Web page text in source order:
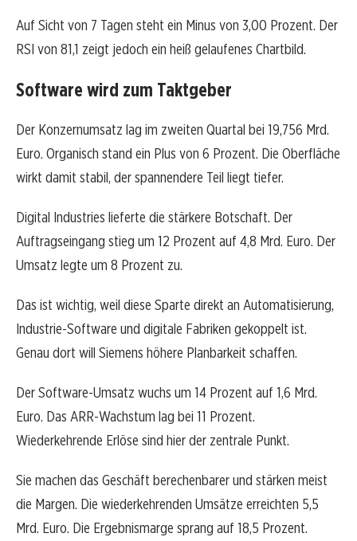
Auf Sicht von 7 Tagen steht ein Minus von 3,00 Prozent. Der
RSI von 81,1 zeigt jedoch ein heiß gelaufenes Chartbild.
Software wird zum Taktgeber
Der Konzernumsatz lag im zweiten Quartal bei 19,756 Mrd.
Euro. Organisch stand ein Plus von 6 Prozent. Die Oberfläche
wirkt damit stabil, der spannendere Teil liegt tiefer.
Digital Industries lieferte die stärkere Botschaft. Der
Auftragseingang stieg um 12 Prozent auf 4,8 Mrd. Euro. Der
Umsatz legte um 8 Prozent zu.
Das ist wichtig, weil diese Sparte direkt an Automatisierung,
Industrie-Software und digitale Fabriken gekoppelt ist.
Genau dort will Siemens höhere Planbarkeit schaffen.
Der Software-Umsatz wuchs um 14 Prozent auf 1,6 Mrd.
Euro. Das ARR-Wachstum lag bei 11 Prozent.
Wiederkehrende Erlöse sind hier der zentrale Punkt.
Sie machen das Geschäft berechenbarer und stärken meist
die Margen. Die wiederkehrenden Umsätze erreichten 5,5
Mrd. Euro. Die Ergebnismarge sprang auf 18,5 Prozent.